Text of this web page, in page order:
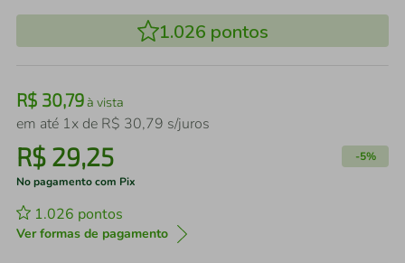
1.026 pontos
R$ 30,79à vista
em até 1x de R$ 30,79 s/juros
R$ 29,25 -5%
No pagamento com Pix
1.026 pontos
Ver formas de pagamento